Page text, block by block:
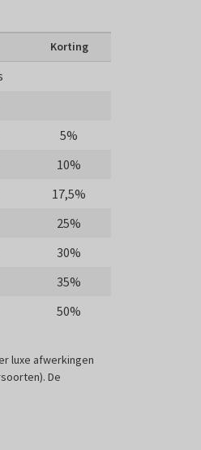
Korting
5%
10%
17,5%
25%
30%
35%
50%
luxe afwerkingen
De